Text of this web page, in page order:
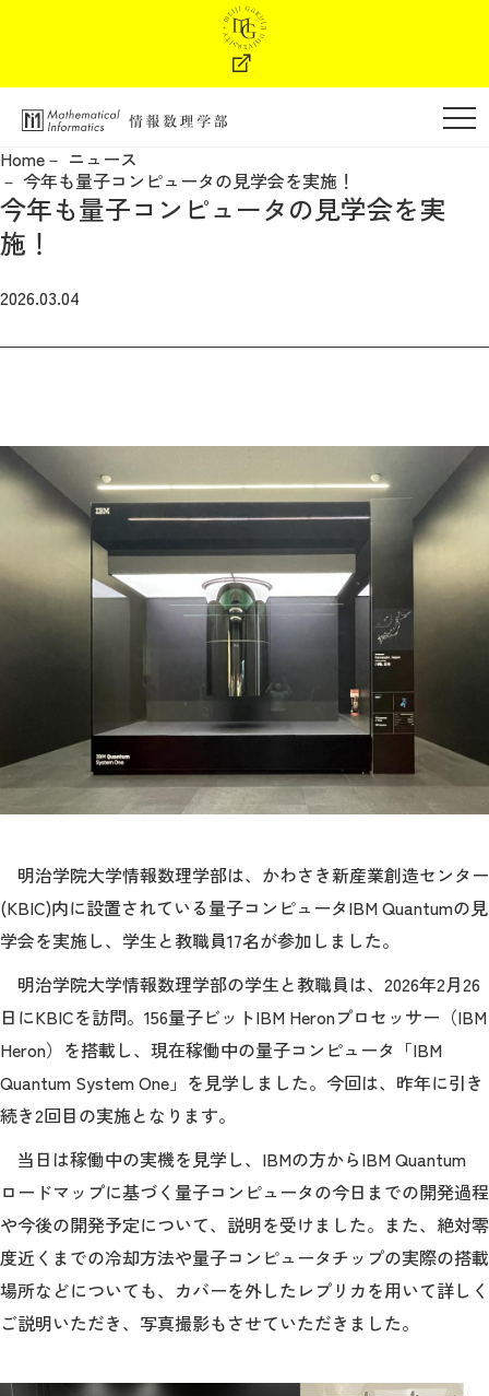
STORIES
よくあるご質問 サイトマップ
学部の特色
学部長メッセージ
教育・カリキュラム
学納金
入試情報
情報数理科学研究所
Home
ニュース
今年も量子コンピュータの見学会を実施！
今年も量子コンピュータの見学会を実
施！
2026.03.04
明治学院大学情報数理学部は、かわさき新産業創造センター
(KBIC)内に設置されている量子コンピュータIBM Quantumの見
学会を実施し、学生と教職員17名が参加しました。
明治学院大学情報数理学部の学生と教職員は、2026年2月26
日にKBICを訪問。156量子ビットIBM Heronプロセッサー（IBM
Heron）を搭載し、現在稼働中の量子コンピュータ「IBM
Quantum System One」を見学しました。今回は、昨年に引き
続き2回目の実施となります。
当日は稼働中の実機を見学し、IBMの方からIBM Quantum
ロードマップに基づく量子コンピュータの今日までの開発過程
や今後の開発予定について、説明を受けました。また、絶対零
度近くまでの冷却方法や量子コンピュータチップの実際の搭載
場所などについても、カバーを外したレプリカを用いて詳しく
ご説明いただき、写真撮影もさせていただきました。